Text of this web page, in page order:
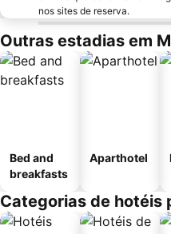
nos sites de reserva.
Outras estadias em
Bed and
breakfasts
Aparthotel
Categorias de hotéis